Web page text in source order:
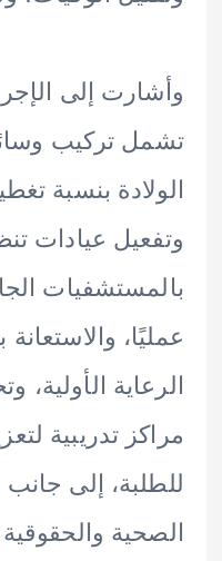
إلى الإجراءات
تركيب وسائل
عيادات تنظيم
الجامعية
والاستعانة
الأولية، وتحويل
تدريبية لتعزيز
إلى جانب نشر
والحقوقية بين